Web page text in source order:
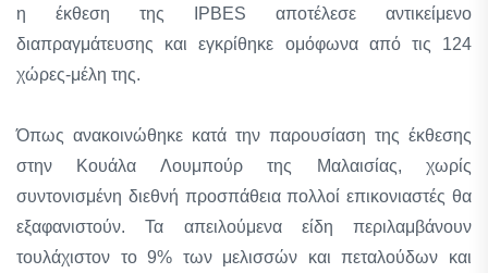
η έκθεση της IPBES αποτέλεσε αντικείμενο
διαπραγμάτευσης και εγκρίθηκε ομόφωνα από τις 124
χώρες-μέλη της.
Όπως ανακοινώθηκε κατά την παρουσίαση της έκθεσης
στην Κουάλα Λουμπούρ της Μαλαισίας, χωρίς
συντονισμένη διεθνή προσπάθεια πολλοί επικονιαστές θα
εξαφανιστούν. Τα απειλούμενα είδη περιλαμβάνουν
τουλάχιστον το 9% των μελισσών και πεταλούδων και